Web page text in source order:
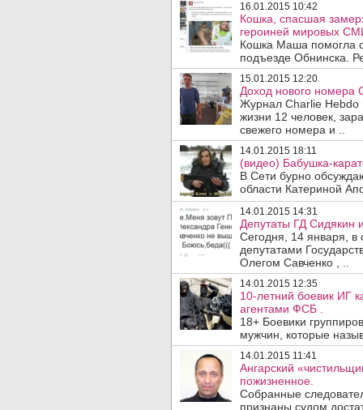
16.01.2015 10:42
Кошка, спасшая
героиней мировых
Кошка Маша помогла
подъезде Обнинска.
15.01.2015 12:20
Доход нового номера
Журнал Charlie Hebdo
жизни 12 человек,
свежего номера и ..
14.01.2015 18:11
(видео) Бабушка-
В Сети бурно
области Катериной
14.01.2015 14:31
Депутаты ГД Сидякин
Сегодня, 14 января, в
депутатами
Олегом Савченко , ..
14.01.2015 12:35
10-летний боевик ИГ
агентами ФСБ .
18+ Боевики
мужчин, которые
14.01.2015 11:41
Ангарский
пожизненное.
Собранные
признаны судом